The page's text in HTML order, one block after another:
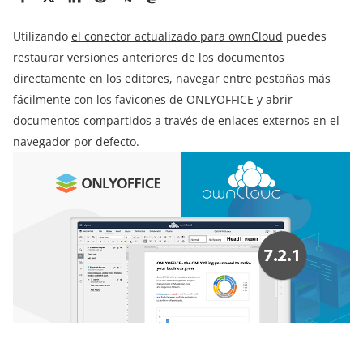
Utilizando el conector actualizado para ownCloud puedes
restaurar versiones anteriores de los documentos
directamente en los editores, navegar entre pestañas más
fácilmente con los favicones de ONLYOFFICE y abrir
documentos compartidos a través de enlaces externos en el
navegador por defecto.